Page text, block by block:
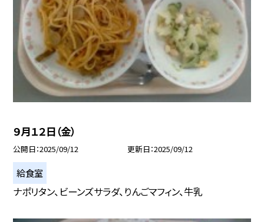
９月１２日（金）
公開日 2025/09/12 更新日 2025/09/12
給食室
ナポリタン、ビーンズサラダ、りんごマフィン、牛乳